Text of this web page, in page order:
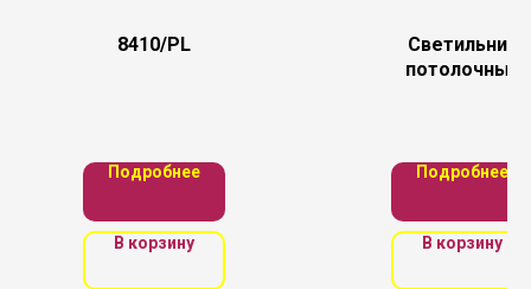
8410/PL
Подробнее
В корзину
Светильник
потолочный
Подробнее
В корзину